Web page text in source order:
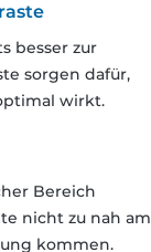
besser zur
sorgen dafür,
wirkt.
Bereich
nicht zu nah am
kommen.